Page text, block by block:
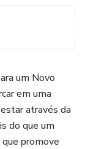
um Novo
em uma
através da
do que um
promove